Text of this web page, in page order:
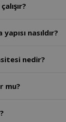
nasıldır?
nedir?
mu?